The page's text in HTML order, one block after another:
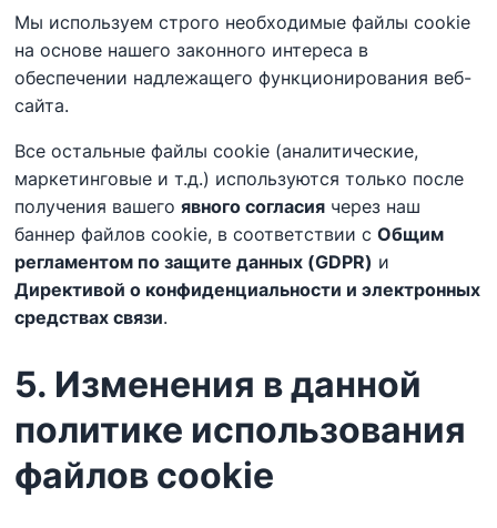
Мы используем строго необходимые файлы cookie
на основе нашего законного интереса в
обеспечении надлежащего функционирования веб-
сайта.
Все остальные файлы cookie (аналитические,
маркетинговые и т.д.) используются только после
получения вашегоявного согласия через наш
баннер файлов cookie, в соответствии сОбщим
регламентом по защите данных (GDPR) и
Директивой о конфиденциальности и электронных
средствах связи.
5. Изменения в данной
политике использования
файлов cookie